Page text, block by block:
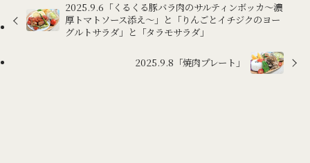
2025.9.6「くるくる豚バラ肉のサルティンボッカ～濃
厚トマトソース添え～」と「りんごとイチジクのヨー
グルトサラダ」と「タラモサラダ」
2025.9.8「焼肉プレート」